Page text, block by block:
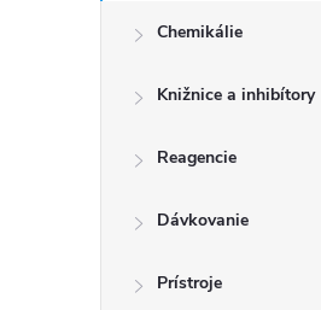
Chemikálie
Knižnice a inhibítory
Reagencie
Dávkovanie
Prístroje